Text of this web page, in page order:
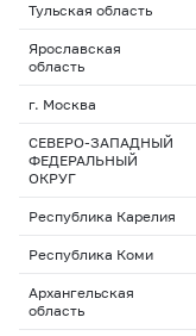
Тульская область
Ярославская
область
г. Москва
СЕВЕРО-ЗАПАДНЫЙ
ФЕДЕРАЛЬНЫЙ
ОКРУГ
Республика Карелия
Республика Коми
Архангельская
область